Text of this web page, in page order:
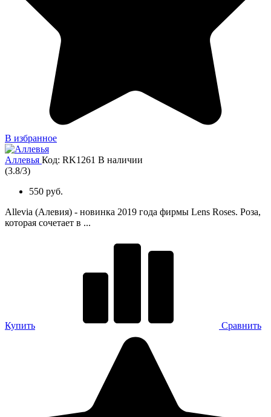
В избранное
Аллевья Код: RK1261 В наличии
(3.8/3)
550 руб.
Allevia (Алевия) - новинка 2019 года фирмы Lens Roses. Роза,
которая сочетает в ...
Купить Сравнить